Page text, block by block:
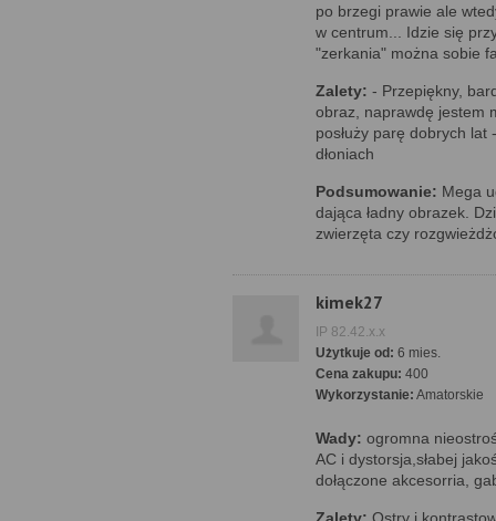
po brzegi prawie ale
w centrum... Idzie się
"zerkania" można sobie
Zalety: - Przepiękny,
obraz, naprawdę jestem
posłuży parę dobrych
dłoniach
Podsumowanie: Mega
dająca ładny obrazek.
zwierzęta czy
kimek27
IP 82.42.x.x
Użytkuje od: 6 mies.
Cena zakupu: 400
Wykorzystanie: Amatorskie
Wady: ogromna
AC i dystorsja,słabej
dołączone akcesorria,